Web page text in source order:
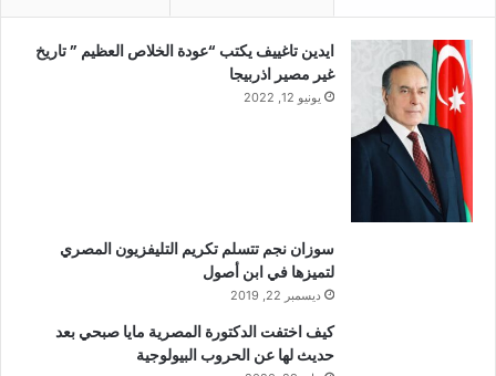
ايدين تاغييف يكتب “عودة الخلاص العظيم ” تاريخ
غير مصير اذربيجا
يونيو 12, 2022
سوزان نجم تتسلم تكريم التليفزيون المصري
لتميزها في ابن أصول
ديسمبر 22, 2019
كيف اختفت الدكتورة المصرية مايا صبحي بعد
حديث لها عن الحروب البيولوجية